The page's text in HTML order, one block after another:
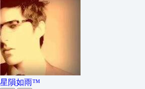
星隕如雨™